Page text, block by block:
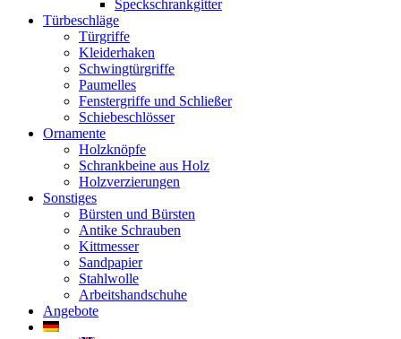
Speckschrankgitter
Türbeschläge
Türgriffe
Kleiderhaken
Schwingtürgriffe
Paumelles
Fenstergriffe und Schließer
Schiebeschlösser
Ornamente
Holzknöpfe
Schrankbeine aus Holz
Holzverzierungen
Sonstiges
Bürsten und Bürsten
Antike Schrauben
Kittmesser
Sandpapier
Stahlwolle
Arbeitshandschuhe
Angebote